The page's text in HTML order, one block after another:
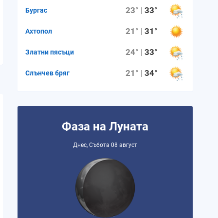
Бургас 23° |33°
Ахтопол 21° |31°
Златни пясъци 24° |33°
Слънчев бряг 21° |34°
Фаза на Луната
Днес, Събота 08 август